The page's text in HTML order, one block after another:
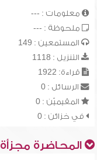
معلومات : ---
ملحوظة : ---
المستمعين : 149
التنزيل : 1118
قراءة: 1922
الرسائل : 0
المقيميّن : 0
في خزائن : 0
المحاضرة مجزأة